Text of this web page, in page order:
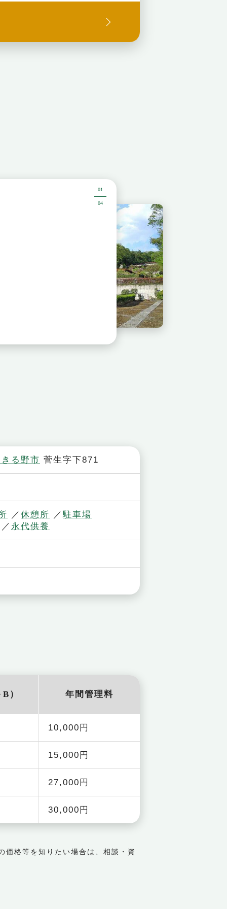
01
04
稲足神社霊園
霊園風景
る野市 菅生字下871
休憩所
駐車場
永代供養
） 年間管理料
10,000円
15,000円
27,000円
30,000円
格等を知りたい場合は、相談・資